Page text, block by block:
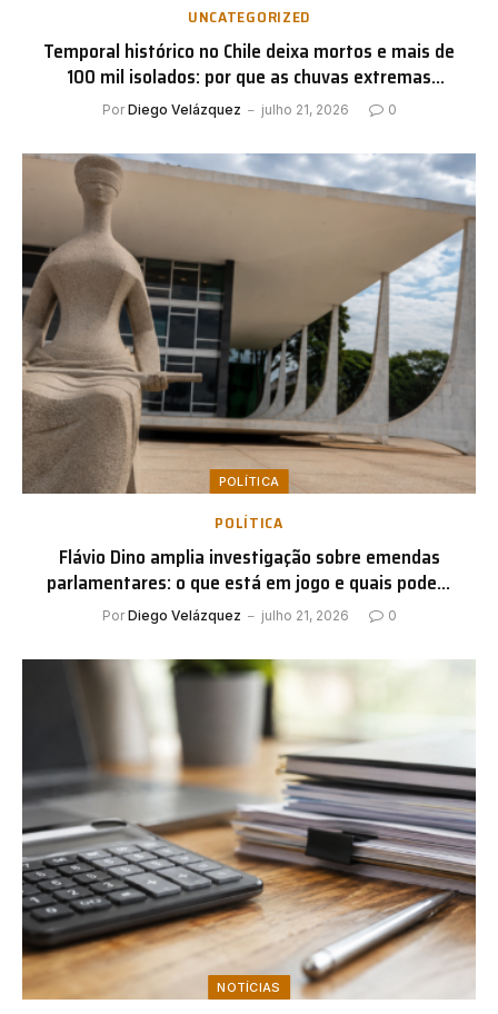
UNCATEGORIZED
Temporal histórico no Chile deixa mortos e mais de
100 mil isolados: por que as chuvas extremas
preocupam toda a América do Sul?
Por Diego Velázquez julho 21, 2026 0
POLÍTICA
POLÍTICA
Flávio Dino amplia investigação sobre emendas
parlamentares: o que está em jogo e quais podem
ser os impactos para a política
Por Diego Velázquez julho 21, 2026 0
NOTÍCIAS